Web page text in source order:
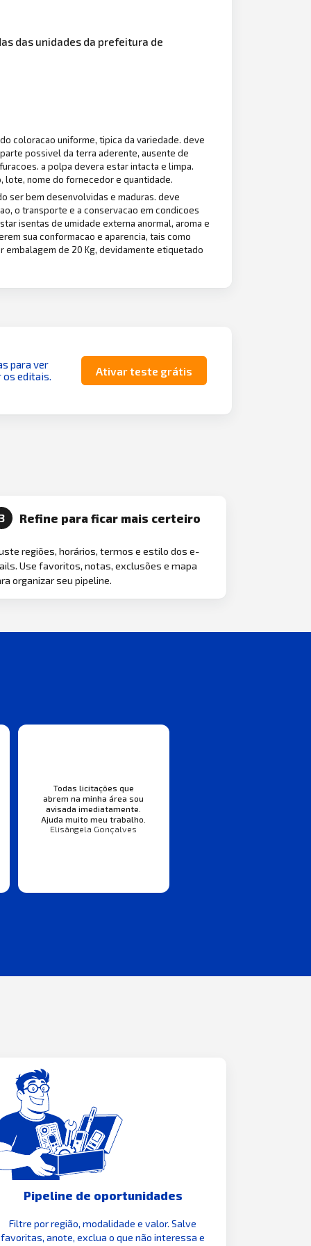
das unidades da prefeitura de
coloracao uniforme, tipica da variedade. deve
possivel da terra aderente, ausente de
a polpa devera estar intacta e limpa.
nome do fornecedor e quantidade.
ser bem desenvolvidas e maduras. deve
o transporte e a conservacao em condicoes
isentas de umidade externa anormal, aroma e
sua conformacao e aparencia, tais como
de 20 Kg, devidamente etiquetado
para ver
os editais.
Ativar teste grátis
Refine para ficar mais certeiro
regiões, horários, termos e estilo dos e-
Use favoritos, notas, exclusões e mapa
organizar seu pipeline.
Todas licitações que
abrem na minha área sou
avisada imediatamente.
Ajuda muito meu trabalho.
Elisângela Gonçalves
Pipeline de oportunidades
Filtre por região, modalidade e valor. Salve
favoritas, anote, exclua o que não interessa e